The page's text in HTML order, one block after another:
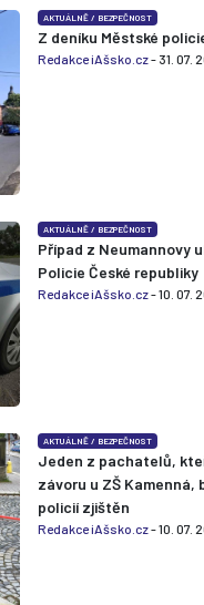
AKTUÁLNĚ / BEZPEČNOST
Z deníku Městské
Redakce iAšsko.cz- 31. 07.
AKTUÁLNĚ / BEZPEČNOST
Případ z Neumannovy
Policie České republiky
Redakce iAšsko.cz- 10. 07.
AKTUÁLNĚ / BEZPEČNOST
Jeden z pachatelů,
závoru u ZŠ Kamenná,
policií zjištěn
Redakce iAšsko.cz- 10. 07.